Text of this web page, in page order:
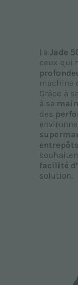
LaJade
ceux qui
machine
Grâce à
à sa
des
facilité
solution.